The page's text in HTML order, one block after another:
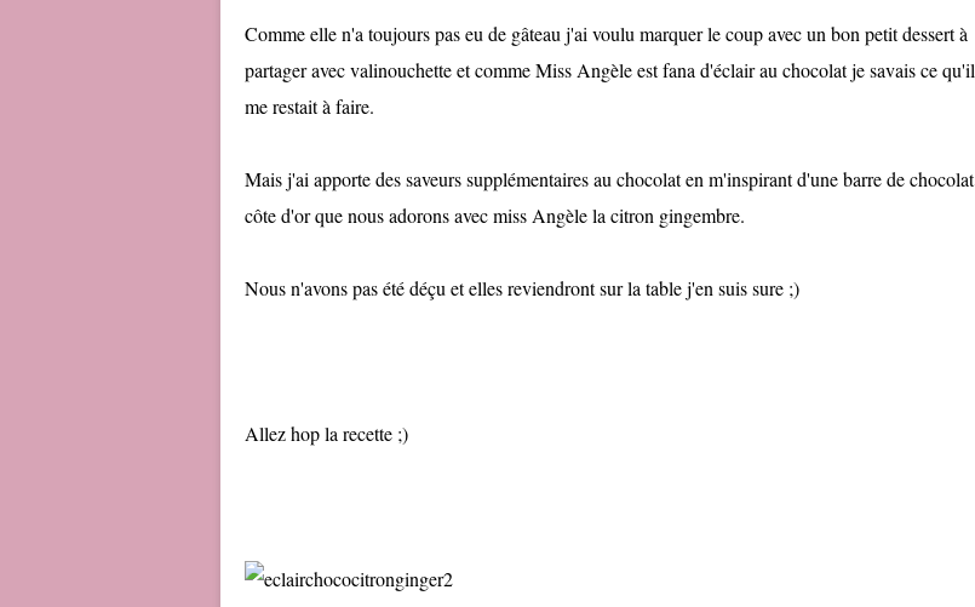
Comme elle n'a toujours pas eu de gâteau j'ai voulu marquer le coup avec un bon petit dessert à
partager avec valinouchette et comme Miss Angèle est fana d'éclair au chocolat je savais ce qu'il
me restait à faire.
Mais j'ai apporte des saveurs supplémentaires au chocolat en m'inspirant d'une barre de chocolat
côte d'or que nous adorons avec miss Angèle la citron gingembre.
Nous n'avons pas été déçu et elles reviendront sur la table j'en suis sure ;)
Allez hop la recette ;)